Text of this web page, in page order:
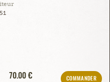
70.00 €
COMMANDER